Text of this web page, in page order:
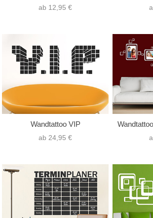
ab 12,95 €
Wandtattoo VIP
ab 24,95 €